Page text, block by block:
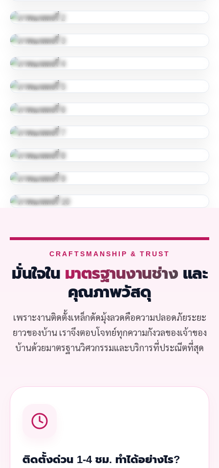
CRAFTSMANSHIP & TRUST
มั่นใจใน มาตรฐานงานช่าง และ
คุณภาพวัสดุ
เพราะงานติดตั้งเหล็กดัดมุ้งลวดคือความปลอดภัยระยะ
ยาวของบ้าน เราจึงตอบโจทย์ทุกความกังวลของเจ้าของ
บ้านด้วยมาตรฐานวิศวกรรมและบริการที่ประณีตที่สุด
ติดตั้งด่วน 1-4 ชม. ทำได้อย่างไร?